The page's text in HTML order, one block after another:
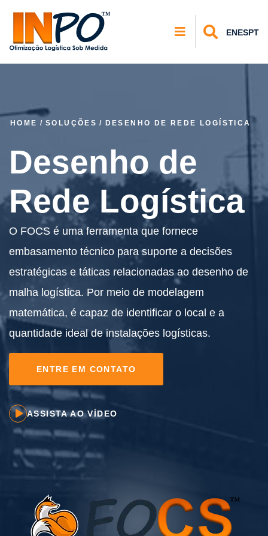
ENESPT
HOME / SOLUÇÕES / DESENHO DE REDE LOGÍSTICA
Desenho de
Rede Logística
O FOCS é uma ferramenta que fornece
embasamento técnico para suporte a decisões
estratégicas e táticas relacionadas ao desenho de
malha logística. Por meio de modelagem
matemática, é capaz de identificar o local e a
quantidade ideal de instalações logísticas.
ENTRE EM CONTATO
ASSISTA AO VÍDEO